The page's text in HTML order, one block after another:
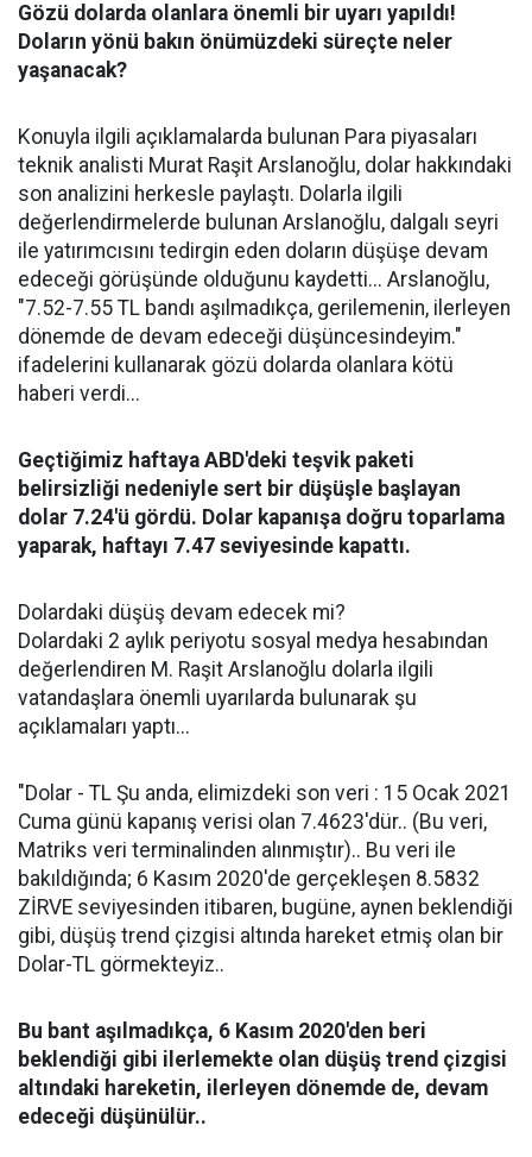
Gözü dolarda olanlara önemli bir uyarı yapıldı!
Doların yönü bakın önümüzdeki süreçte neler
yaşanacak?
Konuyla ilgili açıklamalarda bulunan Para piyasaları
teknik analisti Murat Raşit Arslanoğlu, dolar hakkındaki
son analizini herkesle paylaştı. Dolarla ilgili
değerlendirmelerde bulunan Arslanoğlu, dalgalı seyri
ile yatırımcısını tedirgin eden doların düşüşe devam
edeceği görüşünde olduğunu kaydetti... Arslanoğlu,
"7.52-7.55 TL bandı aşılmadıkça, gerilemenin, ilerleyen
dönemde de devam edeceği düşüncesindeyim."
ifadelerini kullanarak gözü dolarda olanlara kötü
haberi verdi...
Geçtiğimiz haftaya ABD'deki teşvik paketi
belirsizliği nedeniyle sert bir düşüşle başlayan
dolar 7.24'ü gördü. Dolar kapanışa doğru toparlama
yaparak, haftayı 7.47 seviyesinde kapattı.
Dolardaki düşüş devam edecek mi?
Dolardaki 2 aylık periyotu sosyal medya hesabından
değerlendiren M. Raşit Arslanoğlu dolarla ilgili
vatandaşlara önemli uyarılarda bulunarak şu
açıklamaları yaptı...
"Dolar - TL Şu anda, elimizdeki son veri : 15 Ocak 2021
Cuma günü kapanış verisi olan 7.4623'dür.. (Bu veri,
Matriks veri terminalinden alınmıştır).. Bu veri ile
bakıldığında; 6 Kasım 2020'de gerçekleşen 8.5832
ZİRVE seviyesinden itibaren, bugüne, aynen beklendiği
gibi, düşüş trend çizgisi altında hareket etmiş olan bir
Dolar-TL görmekteyiz..
Bu bant aşılmadıkça, 6 Kasım 2020'den beri
beklendiği gibi ilerlemekte olan düşüş trend çizgisi
altındaki hareketin, ilerleyen dönemde de, devam
edeceği düşünülür..